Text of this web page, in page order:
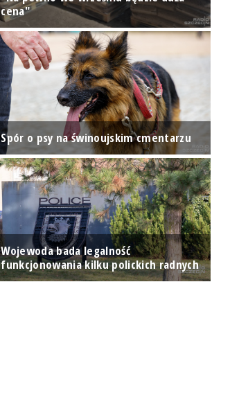
cena"
Spór o psy na świnoujskim cmentarzu
Wojewoda bada legalność
funkcjonowania kilku polickich radnych